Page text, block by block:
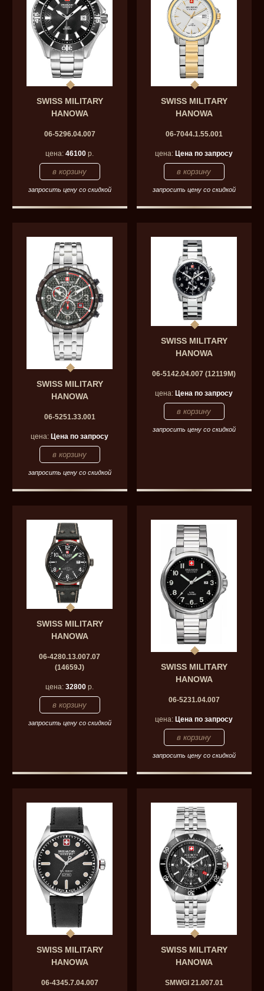
SWISS MILITARY
HANOWA
06-5296.04.007
цена:46100 р.
запросить цену со скидкой
SWISS MILITARY
HANOWA
06-7044.1.55.001
цена:Цена по запросу
запросить цену со скидкой
SWISS MILITARY
HANOWA
06-5251.33.001
цена:Цена по запросу
запросить цену со скидкой
SWISS MILITARY
HANOWA
06-5142.04.007 (12119M)
цена:Цена по запросу
запросить цену со скидкой
SWISS MILITARY
HANOWA
06-4280.13.007.07
(14659J)
цена:32800 р.
запросить цену со скидкой
SWISS MILITARY
HANOWA
06-5231.04.007
цена:Цена по запросу
запросить цену со скидкой
SWISS MILITARY
HANOWA
06-4345.7.04.007
SWISS MILITARY
HANOWA
SMWGI 21.007.01